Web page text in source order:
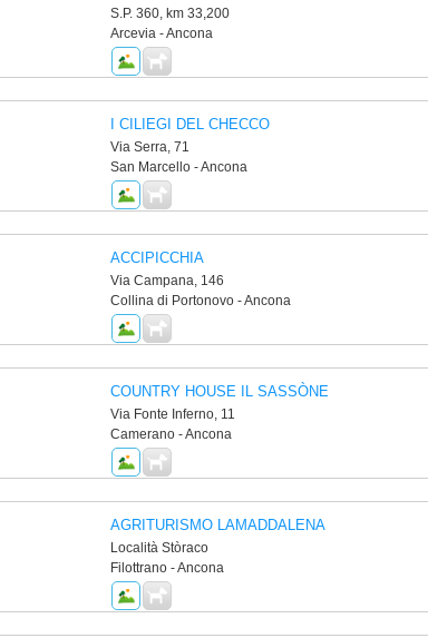
S.P. 360, km 33,200
Arcevia - Ancona
I CILIEGI DEL CHECCO
Via Serra, 71
San Marcello - Ancona
ACCIPICCHIA
Via Campana, 146
Collina di Portonovo - Ancona
COUNTRY HOUSE IL SASSÒNE
Via Fonte Inferno, 11
Camerano - Ancona
AGRITURISMO LAMADDALENA
Località Stòraco
Filottrano - Ancona